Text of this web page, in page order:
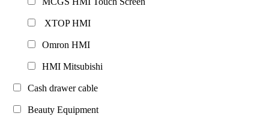
XTOP HMI
Omron HMI
HMI Mitsubishi
Cash drawer cable
Beauty Equipment